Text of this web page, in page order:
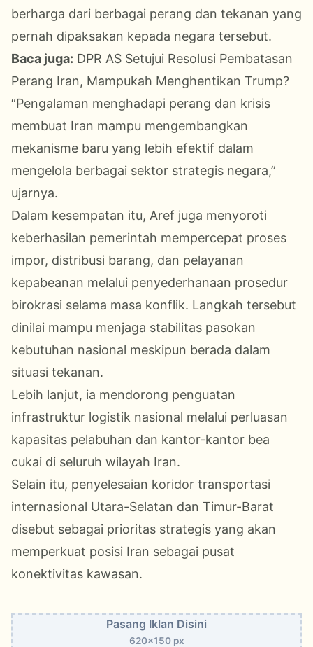
berharga dari berbagai perang dan tekanan yang
pernah dipaksakan kepada negara tersebut.
Baca juga: DPR AS Setujui Resolusi Pembatasan
Perang Iran, Mampukah Menghentikan Trump?
“Pengalaman menghadapi perang dan krisis
membuat Iran mampu mengembangkan
mekanisme baru yang lebih efektif dalam
mengelola berbagai sektor strategis negara,”
ujarnya.
Dalam kesempatan itu, Aref juga menyoroti
keberhasilan pemerintah mempercepat proses
impor, distribusi barang, dan pelayanan
kepabeanan melalui penyederhanaan prosedur
birokrasi selama masa konflik. Langkah tersebut
dinilai mampu menjaga stabilitas pasokan
kebutuhan nasional meskipun berada dalam
situasi tekanan.
Lebih lanjut, ia mendorong penguatan
infrastruktur logistik nasional melalui perluasan
kapasitas pelabuhan dan kantor-kantor bea
cukai di seluruh wilayah Iran.
Selain itu, penyelesaian koridor transportasi
internasional Utara-Selatan dan Timur-Barat
disebut sebagai prioritas strategis yang akan
memperkuat posisi Iran sebagai pusat
konektivitas kawasan.
Pasang Iklan Disini
620x150 px